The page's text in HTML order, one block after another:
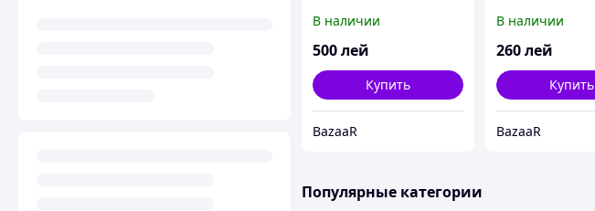
В наличии
500лей
Купить
BazaaR
В наличии
260лей
Купить
BazaaR
Популярные категории